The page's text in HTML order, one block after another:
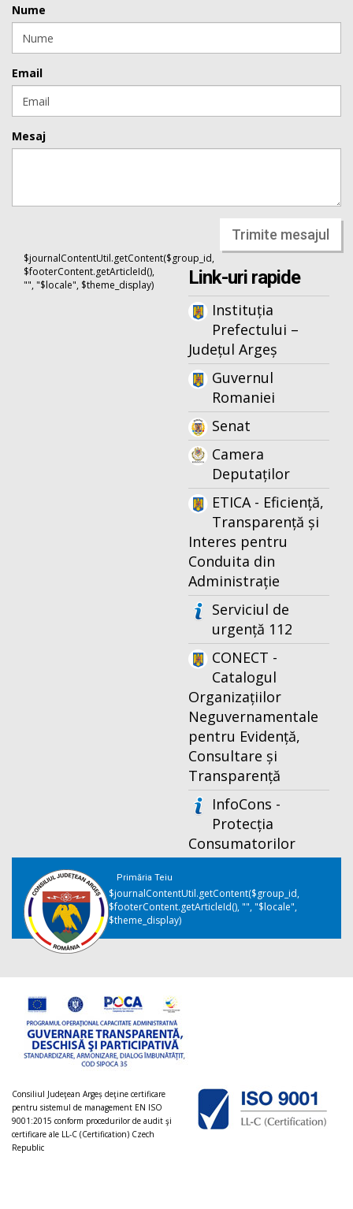
Nume
Email
Mesaj
Trimite mesajul
$journalContentUtil.getContent($group_id,
$footerContent.getArticleId(),
"", "$locale", $theme_display)
Link-uri rapide
Instituția
Prefectului –
Județul Argeș
Guvernul
Romaniei
Senat
Camera
Deputaților
ETICA - Eficiență,
Transparență și
Interes pentru
Conduita din
Administrație
Serviciul de
urgență 112
CONECT -
Catalogul
Organizațiilor
Neguvernamentale
pentru Evidență,
Consultare și
Transparență
InfoCons -
Protecția
Consumatorilor
Primăria Teiu
$journalContentUtil.getContent($group_id,
$footerContent.getArticleId(), "", "$locale",
$theme_display)
Consiliul Judeţean Argeș deţine certificare
pentru sistemul de management EN ISO
9001:2015 conform procedurilor de audit şi
certificare ale LL-C (Certification) Czech
Republic